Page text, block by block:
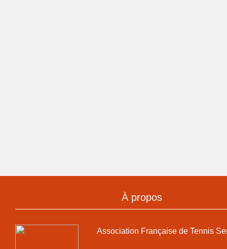
À propos
Association Française de Tennis